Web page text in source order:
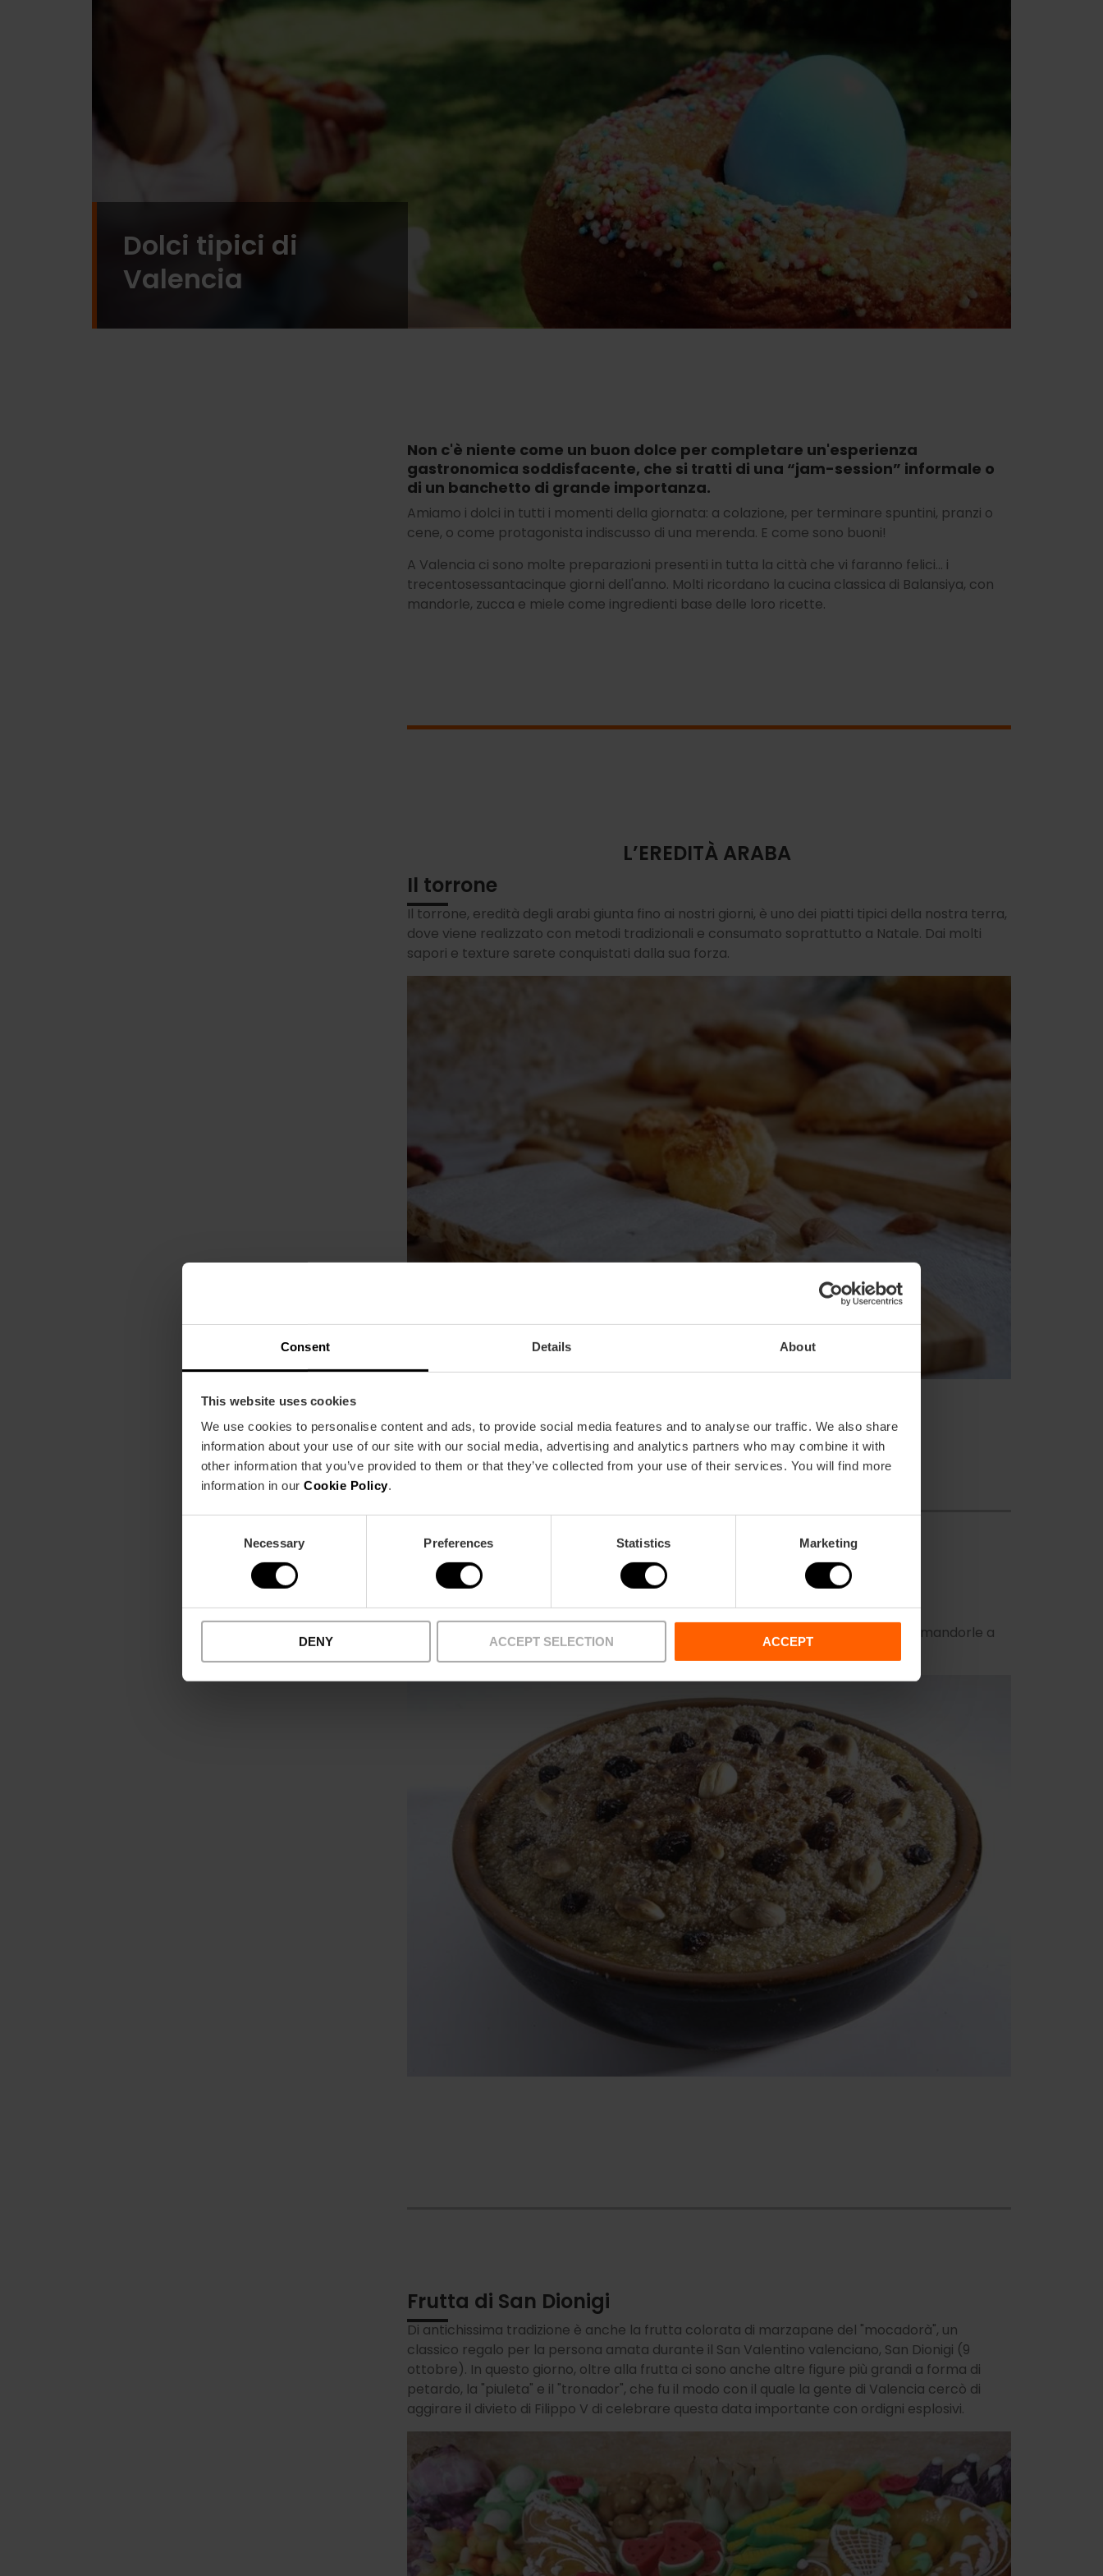
Consent Details About
This website uses cookies
We use cookies to personalise content and ads, to provide social media features and to analyse our traffic. We also share
information about your use of our site with our social media, advertising and analytics partners who may combine it with
other information that you’ve provided to them or that they’ve collected from your use of their services. You will find more
information in our Cookie Policy.
Necessary Preferences Statistics Marketing
DENY ACCEPT SELECTION ACCEPT
Dolci tipici di
Valencia
Non c'è niente come un buon dolce per completare un'esperienza
gastronomica soddisfacente, che si tratti di una “jam-session” informale o
di un banchetto di grande importanza.
Amiamo i dolci in tutti i momenti della giornata: a colazione, per terminare spuntini, pranzi o
cene, o come protagonista indiscusso di una merenda. E come sono buoni!
A Valencia ci sono molte preparazioni presenti in tutta la città che vi faranno felici... i
trecentosessantacinque giorni dell'anno. Molti ricordano la cucina classica di Balansiya, con
mandorle, zucca e miele come ingredienti base delle loro ricette.
L’EREDITÀ ARABA
Il torrone
Il torrone, eredità degli arabi giunta fino ai nostri giorni, è uno dei piatti tipici della nostra terra,
dove viene realizzato con metodi tradizionali e consumato soprattutto a Natale. Dai molti
sapori e texture sarete conquistati dalla sua forza.
L'arnadí
L’Arnadí ha le stesse origini, un piacere fatto con zucca e zucchero condita con mandorle a
lamelle, e servito come una pasta morbida in una cocotte di terracotta.
Frutta di San Dionigi
Di antichissima tradizione è anche la frutta colorata di marzapane del "mocadorà", un
classico regalo per la persona amata durante il San Valentino valenciano, San Dionigi (9
ottobre). In questo giorno, oltre alla frutta ci sono anche altre figure più grandi a forma di
petardo, la "piuleta" e il "tronador", che fu il modo con il quale la gente di Valencia cercò di
aggirare il divieto di Filippo V di celebrare questa data importante con ordigni esplosivi.